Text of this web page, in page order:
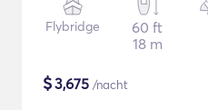
Flybridge
60 ft
18 m
$3,675 /nacht